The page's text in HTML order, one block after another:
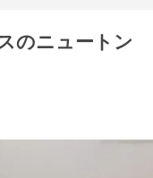
のニュートン